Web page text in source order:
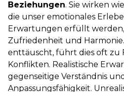
Beziehungen. Sie wirken
die unser emotionales
Erwartungen erfüllt
Zufriedenheit und
enttäuscht, führt dies oft zu
Konflikten. Realistische
gegenseitige Verständnis
Anpassungsfähigkeit.